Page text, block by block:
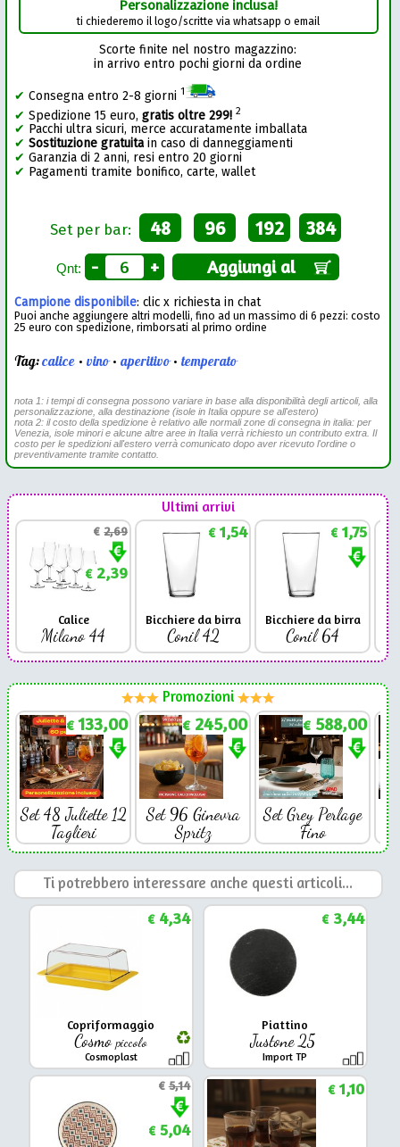
Personalizzazione inclusa!
ti chiederemo il logo/scritte via whatsapp o email
Scorte finite nel nostro magazzino:
in arrivo entro pochi giorni da ordine
✔ Consegna entro 2-8 giorni 1
✔ Spedizione 15 euro,gratis oltre 299! 2
✔ Pacchi ultra sicuri, merce accuratamente imballata
✔ Sostituzione gratuitain caso di danneggiamenti
✔ Garanzia di 2 anni, resi entro 20 giorni
✔ Pagamenti tramite bonifico, carte, wallet
Set per bar: 48 96 192 384
Qnt: - + Aggiungi al
Campione disponibile: clic x richiesta in chat
Puoi anche aggiungere altri modelli, fino ad un massimo di 6 pezzi: costo
25 euro con spedizione, rimborsati al primo ordine
Tag:calice •vino•aperitivo•temperato
nota 1: i tempi di consegna possono variare in base alla disponibilità degli articoli, alla
personalizzazione, alla destinazione (isole in Italia oppure se all'estero)
nota 2: il costo della spedizione è relativo alle normali zone di consegna in italia: per
Venezia, isole minori e alcune altre aree in Italia verrà richiesto un contributo extra. Il
costo per le spedizioni all'estero verrà comunicato dopo aver ricevuto l'ordine o
preventivamente tramite contatto.
Ultimi arrivi
€2,69
€2,39
Calice
Milano 44
€1,54
Bicchiere da birra
Conil 42
€1,75
Bicchiere da birra
Conil 64
Promozioni
€ 133,00
Set 48 Juliette 12
Taglieri
€ 245,00
Set 96 Ginevra
Spritz
€ 588,00
Set Grey Perlage
Fino
Ti potrebbero interessare anche questi articoli...
Copriformaggio
Cosmopiccolo
Cosmoplast
€4,34
Piattino
Justone 25
Import TP
€3,44
€5,14
€5,04
€1,10